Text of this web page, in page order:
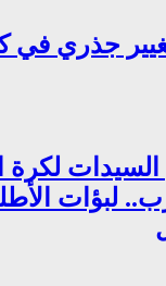
جذري في
لكرة
لبؤات